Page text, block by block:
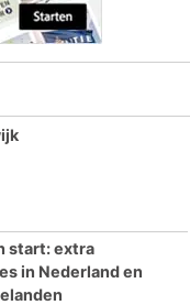
start: extra
in Nederland en